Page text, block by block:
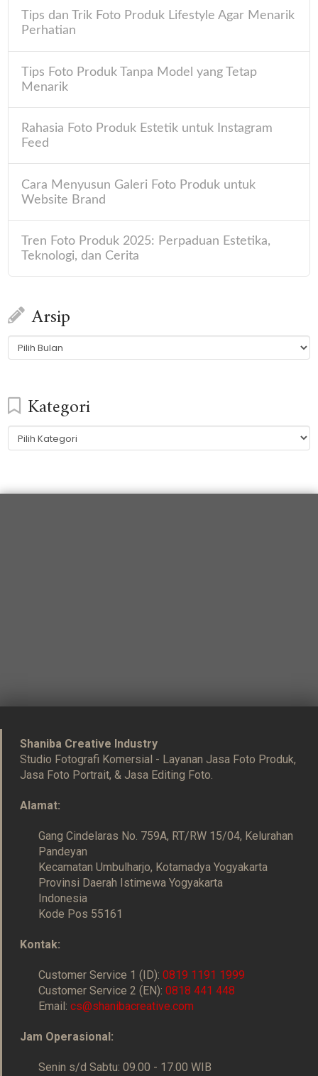
Tips dan Trik Foto Produk Lifestyle Agar Menarik
Perhatian
Tips Foto Produk Tanpa Model yang Tetap
Menarik
Rahasia Foto Produk Estetik untuk Instagram
Feed
Cara Menyusun Galeri Foto Produk untuk
Website Brand
Tren Foto Produk 2025: Perpaduan Estetika,
Teknologi, dan Cerita
Arsip
Arsip
Kategori
Kategori
Shaniba Creative Industry
Studio Fotografi Komersial - Layanan Jasa Foto Produk,
Jasa Foto Portrait, & Jasa Editing Foto.
Alamat:
Gang Cindelaras No. 759A, RT/RW 15/04, Kelurahan
Pandeyan
Kecamatan Umbulharjo, Kotamadya Yogyakarta
Provinsi Daerah Istimewa Yogyakarta
Indonesia
Kode Pos 55161
Kontak:
Customer Service 1 (ID):0819 1191 1999
Customer Service 2 (EN):0818 441 448
Email:cs@shanibacreative.com
Jam Operasional:
Senin s/d Sabtu: 09.00 - 17.00 WIB